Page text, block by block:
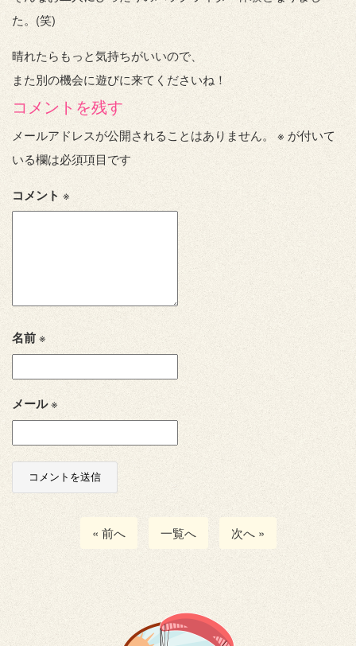
た。(笑)
晴れたらもっと気持ちがいいので、
また別の機会に遊びに来てくださいね！
コメントを残す
メールアドレスが公開されることはありません。 ※ が付いて
いる欄は必須項目です
コメント ※
名前※
メール※
« 前へ 一覧へ 次へ »